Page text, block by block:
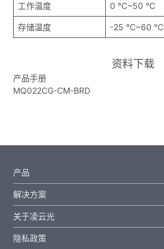
工作温度 0 ℃~50 ℃
存储温度 -25 ℃~60 ℃
资料下载
产品手册
MQ022CG-CM-BRD
产品
解决方案
关于凌云光
隐私政策